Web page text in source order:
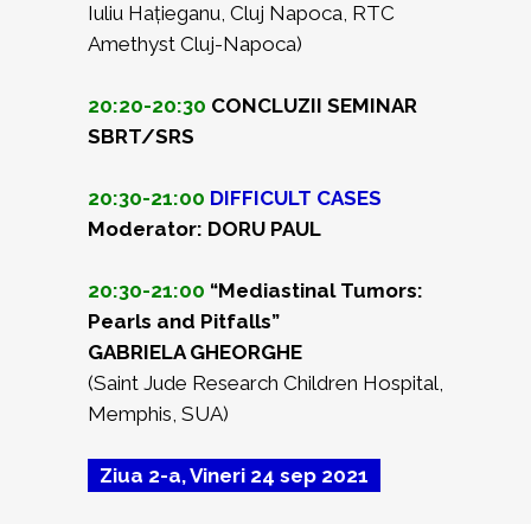
Iuliu Hațieganu, Cluj Napoca, RTC
Amethyst Cluj-Napoca)
20:20-20:30 CONCLUZII SEMINAR
SBRT/SRS
20:30-21:00 DIFFICULT CASES
Moderator: DORU PAUL
20:30-21:00 “Mediastinal Tumors:
Pearls and Pitfalls”
GABRIELA GHEORGHE
(Saint Jude Research Children Hospital,
Memphis, SUA)
Ziua 2-a, Vineri 24 sep 2021